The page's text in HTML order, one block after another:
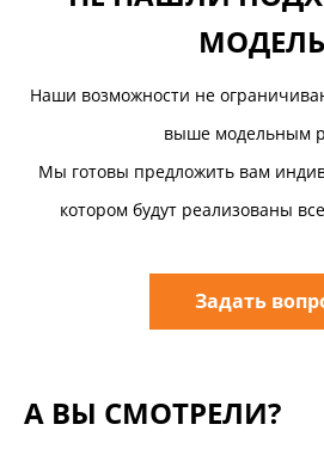
Наши возможности не
выше модельным
Мы готовы предложить вам
котором будут реализованы
Задать
А ВЫ СМОТРЕЛИ?